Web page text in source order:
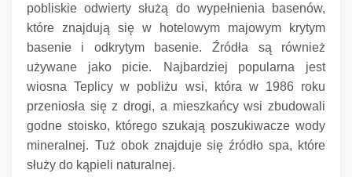
pobliskie odwierty służą do wypełnienia basenów,
które znajdują się w hotelowym majowym krytym
basenie i odkrytym basenie.
Źródła są również
używane jako picie.
Najbardziej popularna jest
wiosna Teplicy w pobliżu wsi, która w 1986 roku
przeniosła się z drogi, a mieszkańcy wsi zbudowali
godne stoisko, którego szukają poszukiwacze wody
mineralnej. Tuż obok znajduje się źródło spa, które
służy do kąpieli naturalnej.